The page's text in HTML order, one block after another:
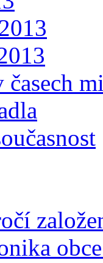
časech